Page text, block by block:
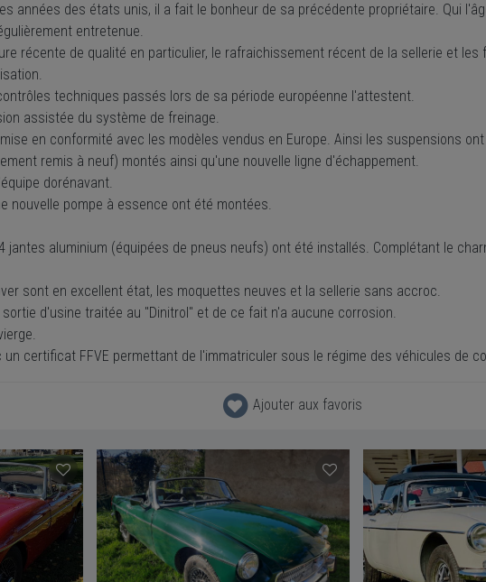
années des états unis, il a fait le bonheur de sa précédente propriétaire. Qui
entretenue.
récente de qualité en particulier, le rafraichissement récent de la sellerie et les
techniques passés lors de sa période européenne l'attestent.
assistée du système de freinage.
en conformité avec les modèles vendus en Europe. Ainsi les suspensions
remis à neuf) montés ainsi qu'une nouvelle ligne d'échappement.
dorénavant.
nouvelle pompe à essence ont été montées.
jantes aluminium (équipées de pneus neufs) ont été installés. Complétant le
sont en excellent état, les moquettes neuves et la sellerie sans accroc.
d'usine traitée au "Dinitrol" et de ce fait n'a aucune corrosion.
un certificat FFVE permettant de l'immatriculer sous le régime des véhicules de
Ajouter aux favoris